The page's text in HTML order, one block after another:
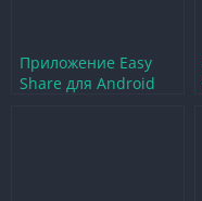
Приложение Easy
Share для Android